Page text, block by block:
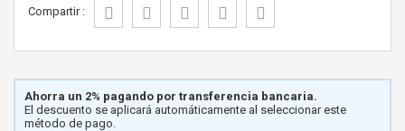
Compartir :
Ahorra un 2% pagando por transferencia bancaria.
El descuento se aplicará automáticamente al seleccionar este
método de pago.